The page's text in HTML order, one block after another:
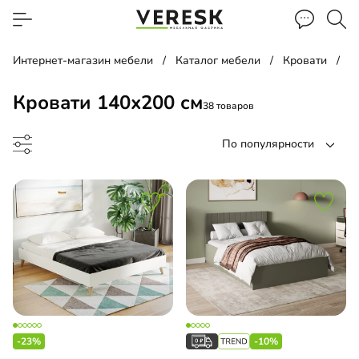
Интернет-магазин мебели Каталог мебели Кровати
Кровати 140х200 см38 товаров
По популярности
до
-23% -10%